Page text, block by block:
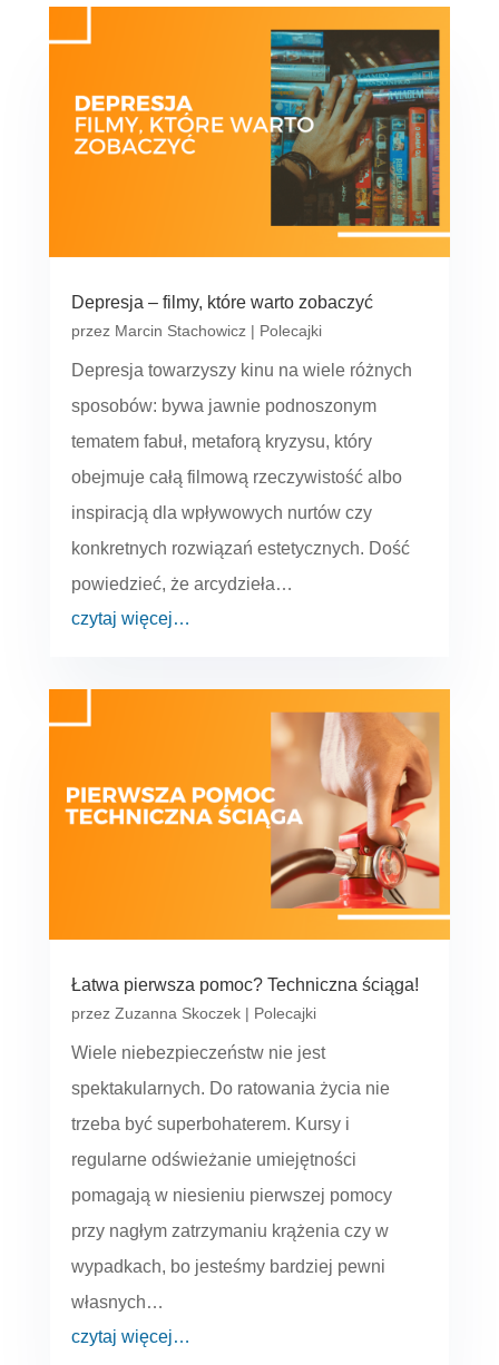
Depresja – filmy, które warto zobaczyć
przez Marcin Stachowicz| Polecajki
Depresja towarzyszy kinu na wiele różnych
sposobów: bywa jawnie podnoszonym
tematem fabuł, metaforą kryzysu, który
obejmuje całą filmową rzeczywistość albo
inspiracją dla wpływowych nurtów czy
konkretnych rozwiązań estetycznych. Dość
powiedzieć, że arcydzieła…
czytaj więcej…
Łatwa pierwsza pomoc? Techniczna ściąga!
przez Zuzanna Skoczek| Polecajki
Wiele niebezpieczeństw nie jest
spektakularnych. Do ratowania życia nie
trzeba być superbohaterem. Kursy i
regularne odświeżanie umiejętności
pomagają w niesieniu pierwszej pomocy
przy nagłym zatrzymaniu krążenia czy w
wypadkach, bo jesteśmy bardziej pewni
własnych…
czytaj więcej…